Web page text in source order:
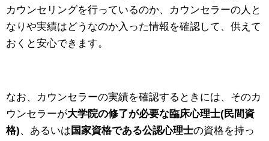
カウンセリングを行っているのか、カウンセラーの人と
なりや実績はどうなのか入った情報を確認して、供えて
おくと安心できます。
なお、カウンセラーの実績を確認するときには、そのカ
ウンセラーが大学院の修了が必要な臨床心理士(民間資
格)、あるいは 国家資格である公認心理士の資格を持っ